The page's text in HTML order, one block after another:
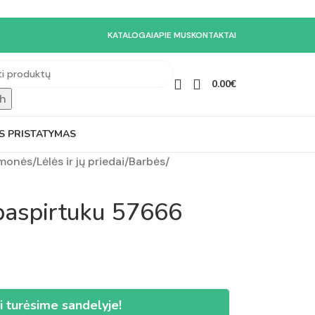
KATALOGAIAPIE MUSKONTAKTAI
0.00€
PRISTATYMAS
/Lėlės ir jų priedai/Barbės/
57666
turėsime sandelyje!